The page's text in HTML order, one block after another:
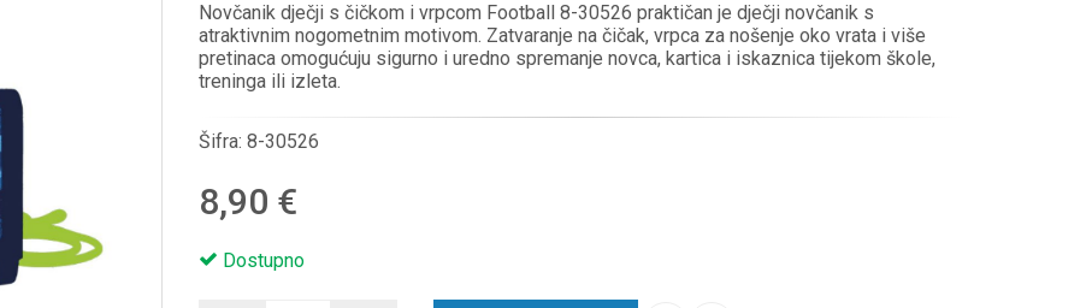
Novčanik dječji s čičkom i vrpcom Football 8-30526 praktičan je dječji novčanik s
atraktivnim nogometnim motivom. Zatvaranje na čičak, vrpca za nošenje oko vrata i više
pretinaca omogućuju sigurno i uredno spremanje novca, kartica i iskaznica tijekom škole,
treninga ili izleta.
Šifra: 8-30526
8,90 €
Dostupno